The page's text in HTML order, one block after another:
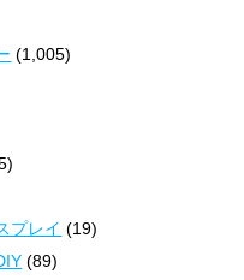
(1,005)
プレイ (19)
(89)